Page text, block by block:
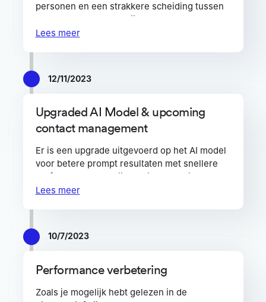
Systeem administrator configuratie
gebruiker
personen en een strakkere scheiding tussen
consumenten en zakelijke contacten. Lees
meer over alle nieuwe functionaliteiten in de
Lees meer
Upgraded AI Model & upcoming
contact management
Er is een upgrade uitgevoerd op het AI model
voor betere prompt resultaten met snellere
performance. Ook zijn er diverse kleine
optimalisaties doorgevoerd.
Nieuw contacten beheer
vernieuwd contacten beheer dat in 2024
Lees meer
12/11/2023
Performance verbetering
Zoals je mogelijk hebt gelezen in de
10/7/2023